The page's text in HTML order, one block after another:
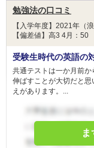
勉強法の口コミ
【入学年度】2021年（浪
【偏差値】高3 4月：
受験生時代の英語の
共通テストは一か月前
伸ばすことが大切だと
えがあります。...
ま